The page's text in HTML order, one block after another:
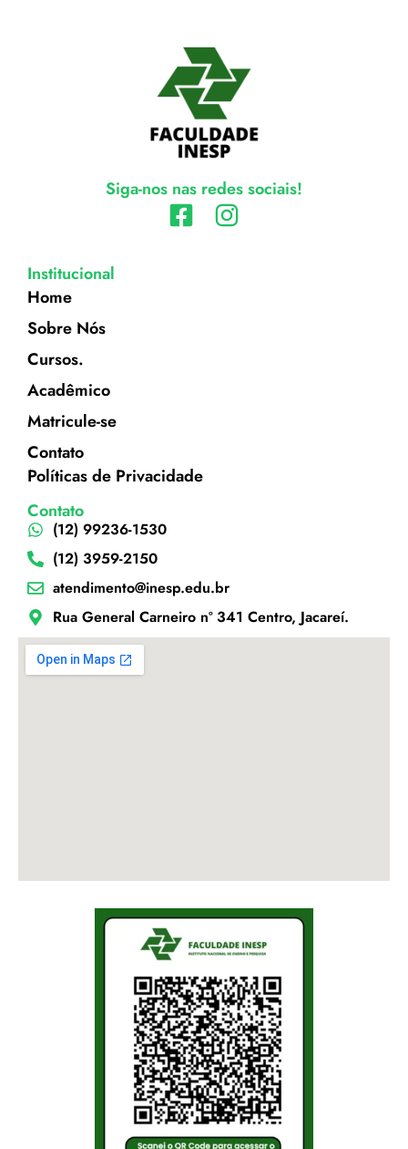
Siga-nos nas redes sociais!
Institucional
Home
Sobre Nós
Cursos.
Acadêmico
Matricule-se
Contato
Políticas de Privacidade
Contato
(12) 99236-1530
(12) 3959-2150
atendimento@inesp.edu.br
Rua General Carneiro nº 341 Centro, Jacareí.